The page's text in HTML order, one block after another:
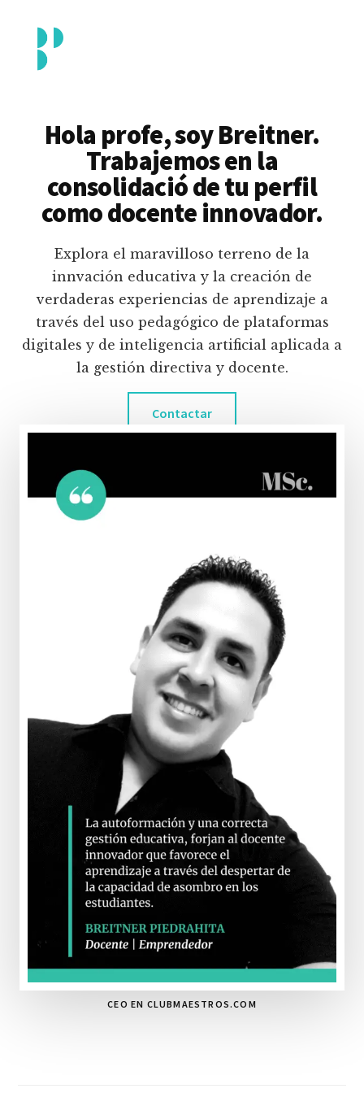
contenido
principal
menu
Piedrahita
docente
pedagógico
educativas
digitales
inteligencia
artificial.
Hola profe, soy Breitner.
Trabajemos en la
consolidació de tu perfil
como docente innovador.
Explora el maravilloso terreno de la
innvación educativa y la creación de
verdaderas experiencias de aprendizaje a
través del uso pedagógico de plataformas
digitales y de inteligencia artificial aplicada a
la gestión directiva y docente.
Contactar
CEO EN CLUBMAESTROS.COM